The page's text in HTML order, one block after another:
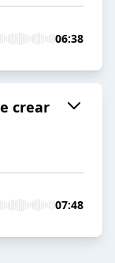
06:38
crear
07:48